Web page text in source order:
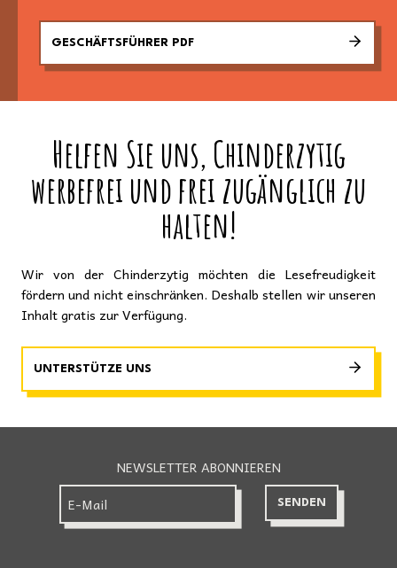
GESCHÄFTSFÜHRER PDF
Helfen Sie uns, Chinderzytig
werbefrei und frei zugänglich zu
halten!
Wir von der Chinderzytig möchten die Lesefreudigkeit
fördern und nicht einschränken. Deshalb stellen wir unseren
Inhalt gratis zur Verfügung.
UNTERSTÜTZE UNS
NEWSLETTER ABONNIEREN